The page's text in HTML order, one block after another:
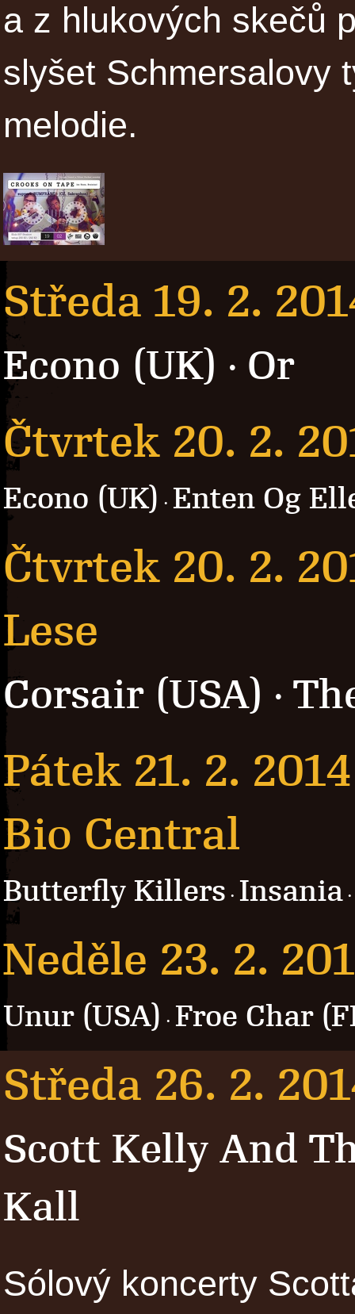
a z hlukových skečů
slyšet Schmersalovy
melodie.
Středa 19. 2.
Econo (UK) · Or
Čtvrtek 20. 2.
Econo (UK) · Enten Og
Čtvrtek 20. 2.
Lese
Corsair (USA) ·
Pátek 21. 2. 2014
Bio Central
Butterfly Killers · Insania
Neděle 23. 2.
Unur (USA) · Froe Char
Středa 26. 2.
Scott Kelly And
Kall
Sólový koncerty